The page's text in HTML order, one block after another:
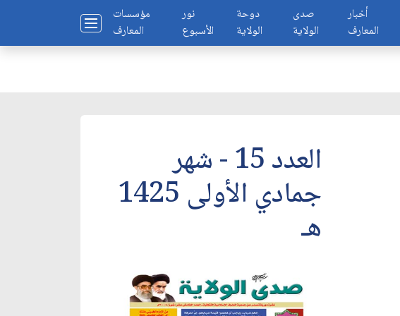
مؤسسات
المعارف
نور
الأسبوع
دوحة
الولاية
صدى
الولاية
أخبار
المعارف
العدد 15 - شهر
جمادي الأولى 1425
هـ